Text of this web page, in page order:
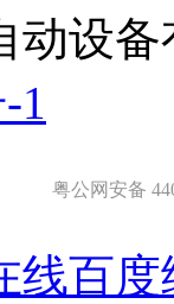
动设
1
粤公网安备
线百度